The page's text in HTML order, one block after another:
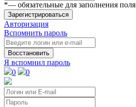
*— обязательные для заполнения поля
Зарегистрироваться
Авторизация
Вспомнить пароль
Восстановить
Я вспомнил пароль
0
0